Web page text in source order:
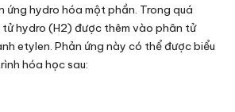
ứng hydro hóa một phần. Trong quá
hydro (H2) được thêm vào phân tử
etylen. Phản ứng này có thể được biểu
hóa học sau: